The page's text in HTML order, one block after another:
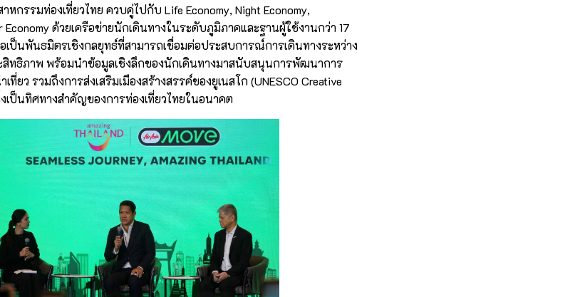
กรรมท่องเที่ยวไทย ควบคู่ไปกับ Life Economy, Night Economy,
Economy ด้วยเครือข่ายนักเดินทางในระดับภูมิภาคและฐานผู้ใช้งานกว่า 17
เป็นพันธมิตรเชิงกลยุทธ์ที่สามารถเชื่อมต่อประสบการณ์การเดินทางระหว่าง
สิทธิภาพ พร้อมนำข้อมูลเชิงลึกของนักเดินทางมาสนับสนุนการพัฒนาการ
ที่ยว รวมถึงการส่งเสริมเมืองสร้างสรรค์ของยูเนสโก (UNESCO Creative
เป็นทิศทางสำคัญของการท่องเที่ยวไทยในอนาคต